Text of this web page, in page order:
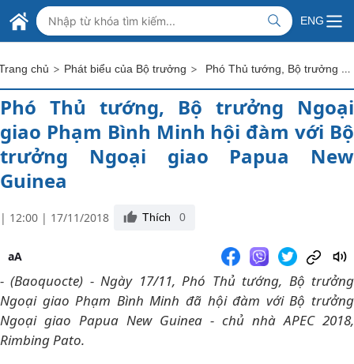
Skip to Main Content
BỘ NGOẠI GIAO VIỆT NAM
MINISTRY OF FOREIGN AFFAIRS
ENG
chủ > Phát biểu của Bộ trưởng > Phó Thủ tướng, Bộ trưởng Ngoại giao Phạm Bình Minh hội đàm với Bộ trưởng Ngoại giao Papua New Guinea
Phó Thủ tướng, Bộ trưởng Ngoại
giao Phạm Bình Minh hội đàm với Bộ
trưởng Ngoại giao Papua New
Guinea
| 12:00 | 17/11/2018 Thích 0
aA
- (Baoquocte) - Ngày 17/11, Phó Thủ tướng, Bộ trưởng
Ngoại giao Phạm Bình Minh đã hội đàm với Bộ trưởng
Ngoại giao Papua New Guinea - chủ nhà APEC 2018,
Rimbing Pato.